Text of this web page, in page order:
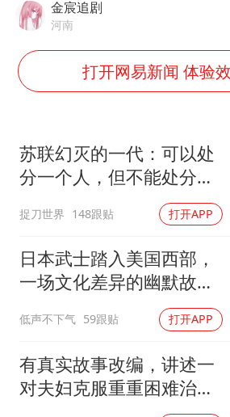
白海豚将正面
浙江台州《
酒店回应车
金宸追剧
河南
打开网易新闻 体验
苏联幻灭的一代：可以处
分一个人，但不能处分一
捉刀世界 148跟贴 打开APP
日本武士踏入美国西部，
一场文化差异的幽默故事
低声不下气 59跟贴 打开APP
有真实故事改编，讲述一
对夫妇克服重重困难治疗